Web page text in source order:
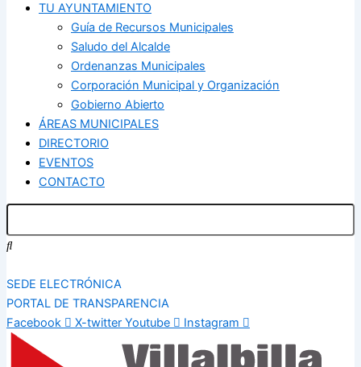
TU AYUNTAMIENTO
Guía de Recursos Municipales
Saludo del Alcalde
Ordenanzas Municipales
Corporación Municipal y Organización
Gobierno Abierto
ÁREAS MUNICIPALES
DIRECTORIO
EVENTOS
CONTACTO
SEDE ELECTRÓNICA
PORTAL DE TRANSPARENCIA
Facebook
X-twitter Youtube Instagram